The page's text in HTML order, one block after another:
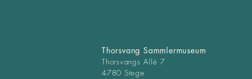
Thorsvang Sammlermuseum
Thorsvangs Allé 7
4780 Stege